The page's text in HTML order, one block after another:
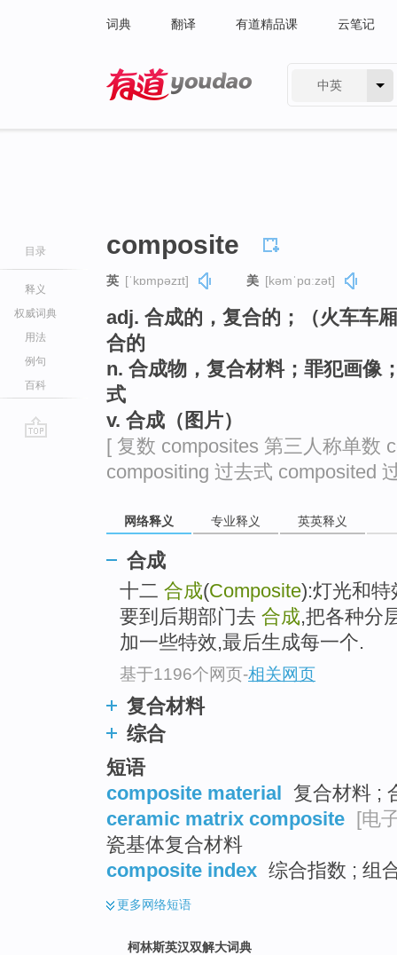
词典 翻译 有道精品课 云笔记
中英
目录
释义
权威词典
用法
例句
百科
composite
英 [ˈkɒmpəzɪt] 美 [kəmˈpɑːzət]
adj. 合成的，复合的；（火车车
合的
n. 合成物，复合材料；罪犯画像
式
v. 合成（图片）
[ 复数 composites 第三人称单数
compositing 过去式 composited
网络释义 专业释义 英英释义
合成
十二 合成(Composite):灯光和特
要到后期部门去 合成,把各种分
加一些特效,最后生成每一个.
基于1196个网页-相关网页
复合材料
综合
短语
composite material
复合材料 ;
ceramic matrix composite
[电
瓷基体复合材料
composite index 综合指数 ; 组
更多网络短语
柯林斯英汉双解大词典